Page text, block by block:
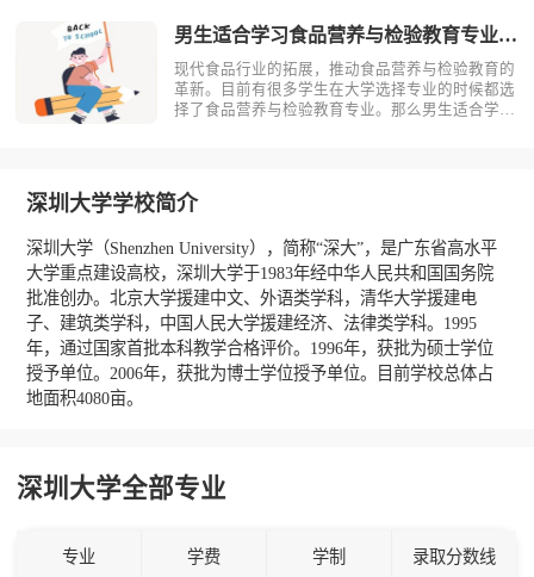
男生适合学习食品营养与检验教育专业吗？
现代食品行业的拓展，推动食品营养与检验教育的
革新。目前有很多学生在大学选择专业的时候都选
择了食品营养与检验教育专业。那么男生适合学习
什么？食品营养与检验教育主要研究食品科?
深圳大学学校简介
深圳大学（Shenzhen University），简称“深大”，是广东省高水平
大学重点建设高校，深圳大学于1983年经中华人民共和国国务院
批准创办。北京大学援建中文、外语类学科，清华大学援建电
子、建筑类学科，中国人民大学援建经济、法律类学科。1995
年，通过国家首批本科教学合格评价。1996年，获批为硕士学位
授予单位。2006年，获批为博士学位授予单位。目前学校总体占
地面积4080亩。
深圳大学全部专业
专业 学费 学制 录取分数线